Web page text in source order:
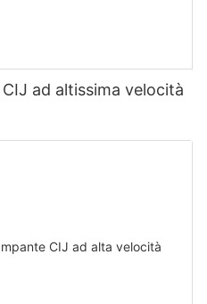
ad altissima velocità